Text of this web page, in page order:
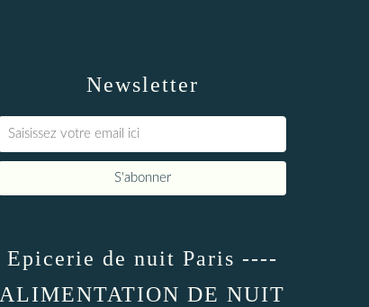
Newsletter
Epicerie de nuit Paris ----
ALIMENTATION DE NUIT